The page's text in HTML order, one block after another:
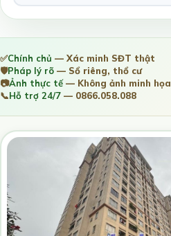
✅Chính chủ — Xác minh SĐT thật
🛡️Pháp lý rõ — Sổ riêng, thổ cư
📷Ảnh thực tế— Không ảnh minh họa
📞Hỗ trợ 24/7 — 0866.058.088